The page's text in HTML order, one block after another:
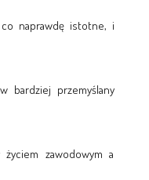
co naprawdę istotne, i
bardziej przemyślany
życiem zawodowym a